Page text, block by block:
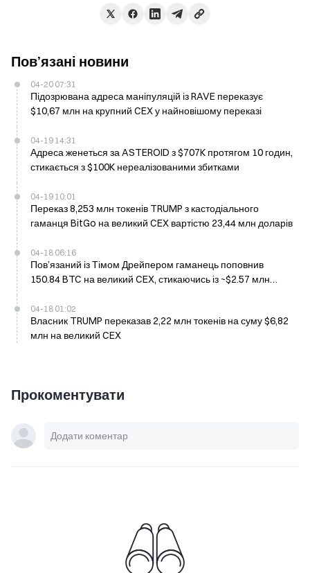
Пов’язані новини
04-20 07:31
Підозрювана адреса маніпуляцій із RAVE переказує
$10,67 млн на крупний CEX у найновішому переказі
04-19 14:31
Адреса женеться за ASTEROID з $707K протягом 10 годин,
стикається з $100K нереалізованими збитками
04-19 10:01
Переказ 8,253 млн токенів TRUMP з кастодіального
гаманця BitGo на великий CEX вартістю 23,44 млн доларів
04-18 06:16
Пов’язаний із Тімом Дрейпером гаманець поповнив
150.84 BTC на великий CEX, стикаючись із ~$2.57 млн
04-18 01:02
Власник TRUMP переказав 2,22 млн токенів на суму $6,82
млн на великий CEX
Прокоментувати